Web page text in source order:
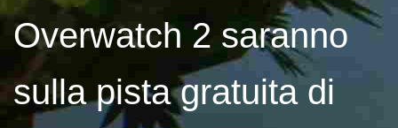
Overwatch 2 saranno
sulla pista gratuita di